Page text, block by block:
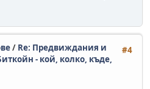
#4
/ Re: Предвиждания и
- кой, колко, къде,